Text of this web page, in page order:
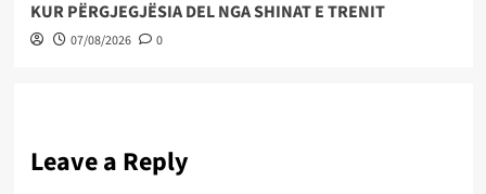
KUR PËRGJEGJËSIA DEL NGA SHINAT E TRENIT
07/08/2026 0
Leave a Reply